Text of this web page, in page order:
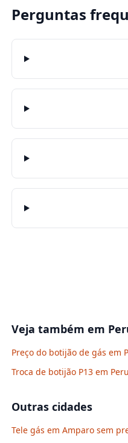
Perguntas
Veja também em
Preço do botijão de gás em
Troca de botijão P13 em
Outras cidades
Tele gás em Amparo sem